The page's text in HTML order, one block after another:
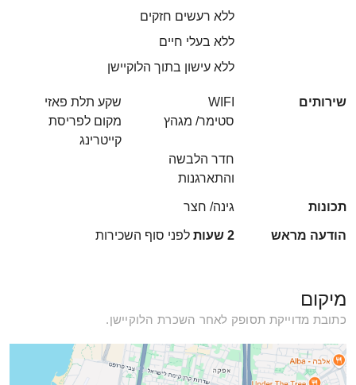
ללא רעשים חזקים
ללא בעלי חיים
ללא עישון בתוך הלוקיישן
שירותים WIFI
שקע תלת פאזי
סטימר/ מגהץ
מקום לפריסת
קייטרינג
חדר הלבשה
והתארגנות
תכונות גינה/ חצר
הודעה מראש 2 שעות לפני סוף השכירות
מיקום
כתובת מדוייקת תסופק לאחר השכרת הלוקיישן.